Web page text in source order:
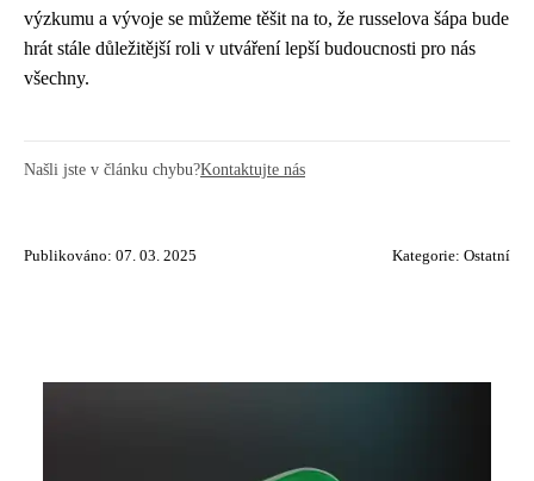
výzkumu a vývoje se můžeme těšit na to, že russelova šápa bude
hrát stále důležitější roli v utváření lepší budoucnosti pro nás
všechny.
Našli jste v článku chybu?Kontaktujte nás
Publikováno: 07. 03. 2025 Kategorie: Ostatní